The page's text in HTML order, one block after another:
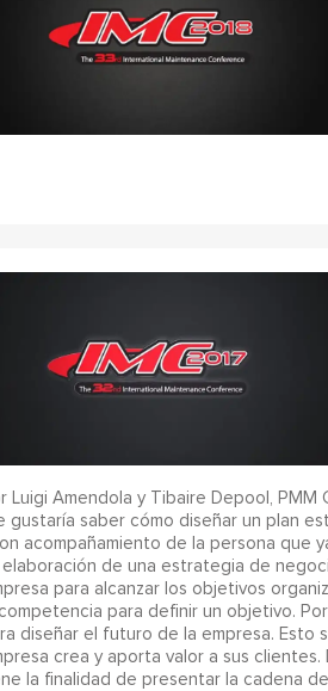
Luigi Amendola y Tibaire Depool, PMM
gustaría saber cómo diseñar un plan
acompañamiento de la persona que
elaboración de una estrategia de
para alcanzar los objetivos
competencia para definir un objetivo.
diseñar el futuro de la empresa. Esto
crea y aporta valor a sus
la finalidad de presentar la cadena